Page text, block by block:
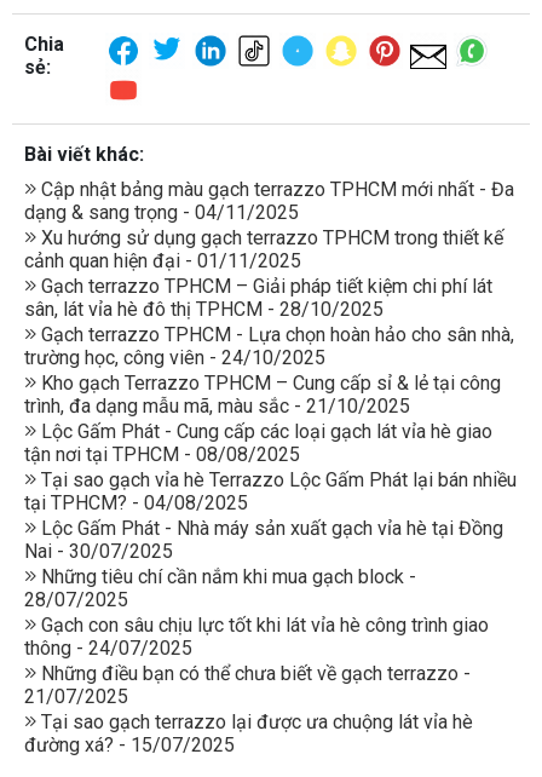
Chia
sẻ:
Bài viết khác:
Cập nhật bảng màu gạch terrazzo TPHCM mới nhất - Đa
dạng & sang trọng - 04/11/2025
Xu hướng sử dụng gạch terrazzo TPHCM trong thiết kế
cảnh quan hiện đại - 01/11/2025
Gạch terrazzo TPHCM – Giải pháp tiết kiệm chi phí lát
sân, lát vỉa hè đô thị TPHCM - 28/10/2025
Gạch terrazzo TPHCM - Lựa chọn hoàn hảo cho sân nhà,
trường học, công viên - 24/10/2025
Kho gạch Terrazzo TPHCM – Cung cấp sỉ & lẻ tại công
trình, đa dạng mẫu mã, màu sắc - 21/10/2025
Lộc Gấm Phát - Cung cấp các loại gạch lát vỉa hè giao
tận nơi tại TPHCM - 08/08/2025
Tại sao gạch vỉa hè Terrazzo Lộc Gấm Phát lại bán nhiều
tại TPHCM? - 04/08/2025
Lộc Gấm Phát - Nhà máy sản xuất gạch vỉa hè tại Đồng
Nai - 30/07/2025
Những tiêu chí cần nắm khi mua gạch block -
28/07/2025
Gạch con sâu chịu lực tốt khi lát vỉa hè công trình giao
thông - 24/07/2025
Những điều bạn có thể chưa biết về gạch terrazzo -
21/07/2025
Tại sao gạch terrazzo lại được ưa chuộng lát vỉa hè
đường xá? - 15/07/2025